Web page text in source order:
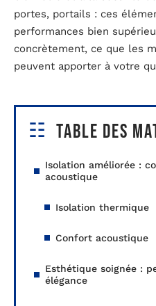
portes, portails : ces
performances bien
concrètement, ce que les
peuvent apporter à votre
Table des
Isolation améliorée :
acoustique
Isolation thermique
Confort acoustique
Esthétique soignée :
élégance